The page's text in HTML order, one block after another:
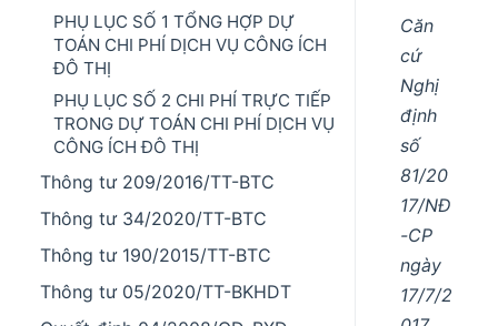
PHỤ LỤC SỐ 1 TỔNG HỢP DỰ
TOÁN CHI PHÍ DỊCH VỤ CÔNG ÍCH
ĐÔ THỊ
PHỤ LỤC SỐ 2 CHI PHÍ TRỰC TIẾP
TRONG DỰ TOÁN CHI PHÍ DỊCH VỤ
CÔNG ÍCH ĐÔ THỊ
Thông tư 209/2016/TT-BTC
Thông tư 34/2020/TT-BTC
Thông tư 190/2015/TT-BTC
Thông tư 05/2020/TT-BKHDT
Căn
cứ
Nghị
định
số
81/20
17/NĐ
-CP
ngày
17/7/2